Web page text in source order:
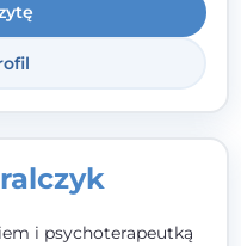
i psychoterapeutką